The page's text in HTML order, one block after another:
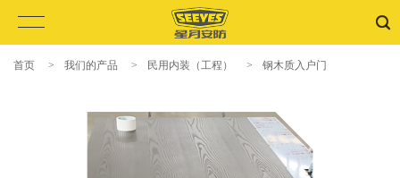
首页 > 我们的产品 > 民用内装（工程） > 钢木质入户门